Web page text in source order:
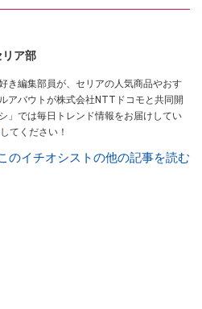
リア部
き編集部員が、セリアの人気商品やおす
アバウトが株式会社NTTドコモと共同開
」では毎日トレンド情報をお届けしてい
してください！
のイチオシストの他の記事を読む